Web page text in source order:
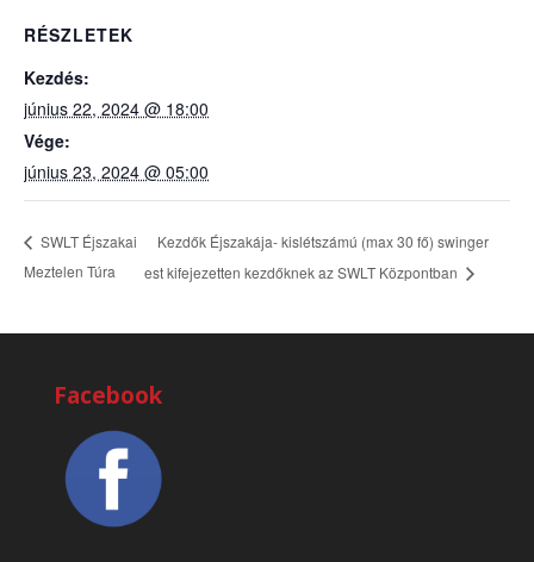
RÉSZLETEK
Kezdés:
június 22, 2024 @ 18:00
Vége:
június 23, 2024 @ 05:00
SWLT Éjszakai
Meztelen Túra
Kezdők Éjszakája- kislétszámú (max 30 fő) swinger
est kifejezetten kezdőknek az SWLT Központban
Facebook